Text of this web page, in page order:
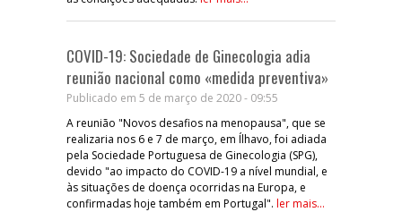
COVID-19: Sociedade de Ginecologia adia
reunião nacional como «medida preventiva»
Publicado em 5 de março de 2020 - 09:55
A reunião "Novos desafios na menopausa", que se
realizaria nos 6 e 7 de março, em Ílhavo, foi adiada
pela Sociedade Portuguesa de Ginecologia (SPG),
devido "ao impacto do COVID-19 a nível mundial, e
às situações de doença ocorridas na Europa, e
confirmadas hoje também em Portugal". ler mais...